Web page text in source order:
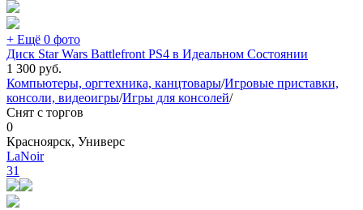
+ Ещё 0 фото
Диск Star Wars Battlefront PS4 в Идеальном Состоянии
1 300 руб.
Компьютеры, оргтехника, канцтовары/Игровые приставки,
консоли, видеоигры/Игры для консолей/
Снят с торгов
0
Красноярск, Универс
LaNoir
31